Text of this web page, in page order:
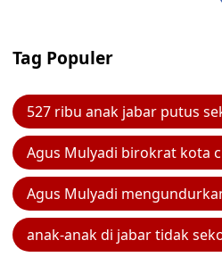
Tag Populer
527 ribu anak jabar putus
Agus Mulyadi birokrat kota
Agus Mulyadi
anak-anak di jabar tidak